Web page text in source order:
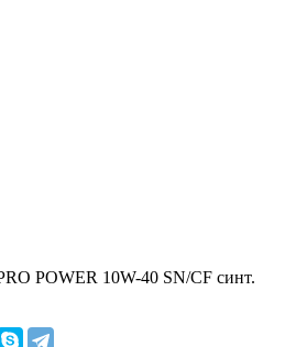
POWER 10W-40 SN/CF синт.